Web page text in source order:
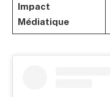
Impact
Médiatique